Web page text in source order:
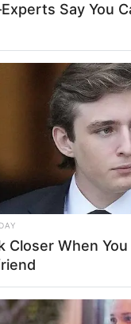
02
03
04
Say You
Closer When